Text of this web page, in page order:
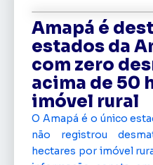
Amapá é
estados da
com zero
acima de 50
imóvel rural
O Amapá é o único
não registrou
hectares por imóvel